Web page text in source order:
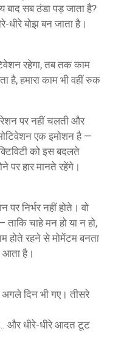
सब ठंडा पड़ जाता है?
धीरे बोझ बन जाता है।
रहेगा, तब तक काम
है, हमारा काम भी वहीं रुक
पर नहीं चलती और
एक इमोशन है —
को इस बदलते
पर हार मानते रहेंगे।
निर्भर नहीं होते। वो
चाहे मन हो या न हो,
होते रहने से मोमेंटम बनता
आता है।
दिन भी गए। तीसरे
और धीरे-धीरे आदत टूट